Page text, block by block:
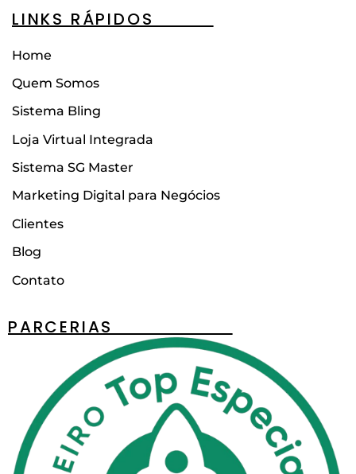
LINKS RÁPIDOS____
Home
Quem Somos
Sistema Bling
Loja Virtual Integrada
Sistema SG Master
Marketing Digital para Negócios
Clientes
Blog
Contato
PARCERIAS________